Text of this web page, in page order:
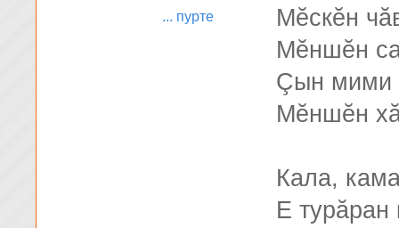
Мĕскĕн
Мĕншĕн
Çын мими
Мĕншĕн
Кала,
Е турăран
... пурте